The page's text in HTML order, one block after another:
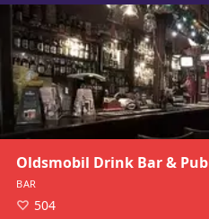
Oldsmobil Drink Bar & Pub
BAR
504